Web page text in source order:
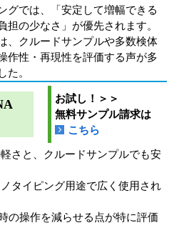
グでは、「安定して増幅できる
担の少なさ」が優先されます。
、クルードサンプルや多数検体
作性・再現性を評価する声が多
た。
お試し！＞＞
無料サンプル請求は
こちら
さと、クルードサンプルでも安
タイピング用途で広く使用され
の操作を減らせる点が特に評価